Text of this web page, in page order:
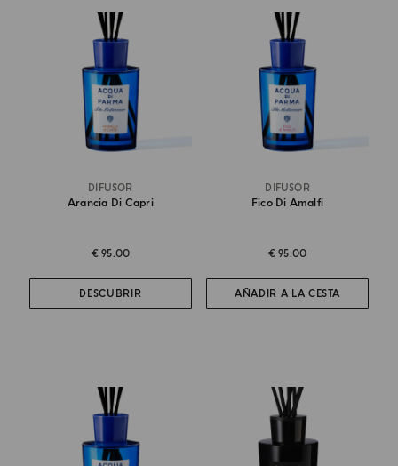
DIFUSOR
Arancia Di Capri
€ 95.00
DESCUBRIR
DIFUSOR
Fico Di Amalfi
€ 95.00
AÑADIR A LA CESTA